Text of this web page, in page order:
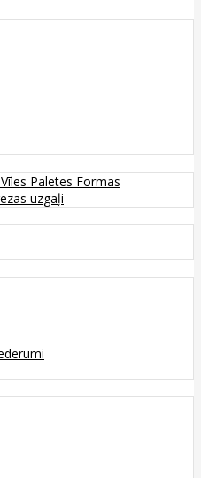
Vīles Paletes Formas
uzgaļi